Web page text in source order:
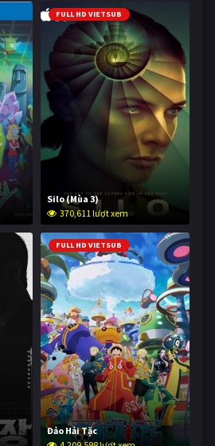
FULL HD VIETSUB
Silo (Mùa 3)
370,611 lượt xem
FULL HD VIETSUB
Đảo Hải Tặc